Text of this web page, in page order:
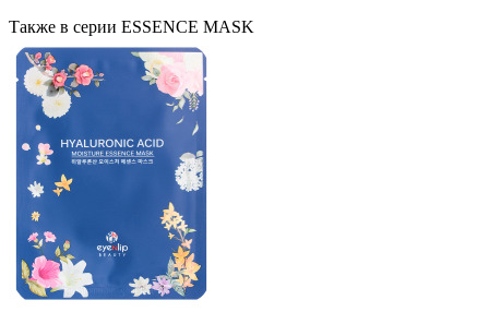
Также в серии ESSENCE MASK